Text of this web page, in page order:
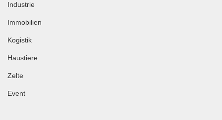
Industrie
Immobilien
Kogistik
Haustiere
Zelte
Event